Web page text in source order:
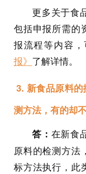
更多关于食
包括申报所需的
报流程等内容
报》 了解详情。
3. 新食品原料
测方法，有的却
答： 在新食
原料的检测方法
标方法执行，此